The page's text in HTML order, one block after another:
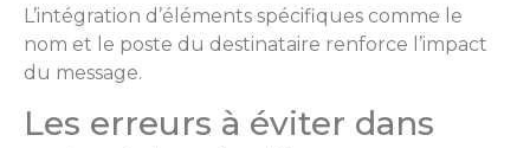
L’intégration d’éléments spécifiques comme le
nom et le poste du destinataire renforce l’impact
du message.
Les erreurs à éviter dans